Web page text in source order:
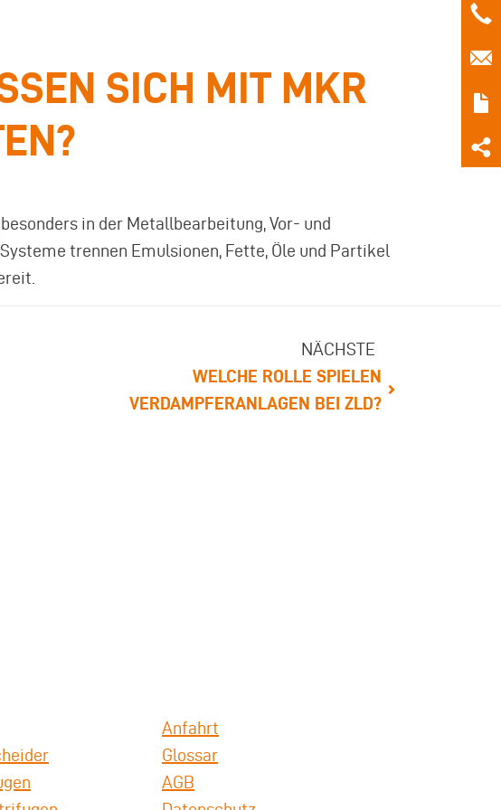
SICH MIT MKR
in der Metallbearbeitung, Vor- und
trennen Emulsionen, Fette, Öle und Partikel
NÄCHSTE
WELCHE ROLLE SPIELEN
VERDAMPFERANLAGEN BEI ZLD?
Anfahrt
Glossar
AGB